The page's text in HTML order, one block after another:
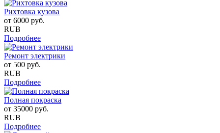
Рихтовка кузова
от 6000 руб.
RUB
Подробнее
Ремонт электрики
от 500 руб.
RUB
Подробнее
Полная покраска
от 35000 руб.
RUB
Подробнее